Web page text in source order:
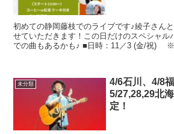
初めての静岡藤枝でのライブです♪綾子さん
せていただきます！この日だけのスペシャル
での曲もあるかも♪ ■日時：11／3 (金/祝) ※第一部と第二部、お好
未分類
4/6石川、4/8
5/27,28,29北
定！